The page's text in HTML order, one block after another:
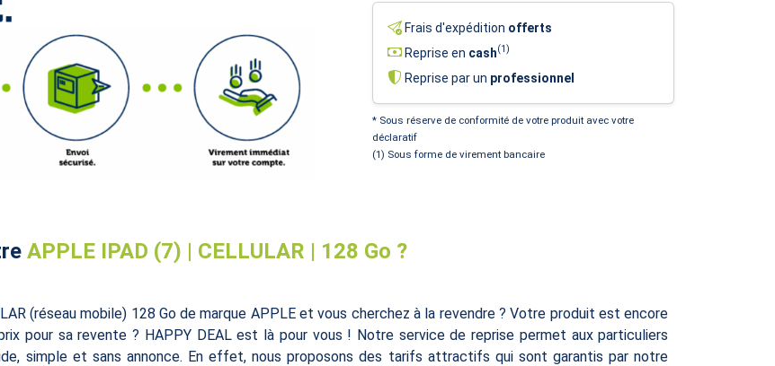
Frais d'expédition offerts
Reprise en cash(1)
Reprise par un professionnel
* Sous réserve de conformité de votre produit avec votre
déclaratif
(1) Sous forme de virement bancaire
APPLE IPAD (7) | CELLULAR | 128 Go ?
(réseau mobile) 128 Go de marque APPLE et vous cherchez à la revendre ? Votre produit est encore
pour sa revente ? HAPPY DEAL est là pour vous ! Notre service de reprise permet aux particuliers
simple et sans annonce. En effet, nous proposons des tarifs attractifs qui sont garantis par notre